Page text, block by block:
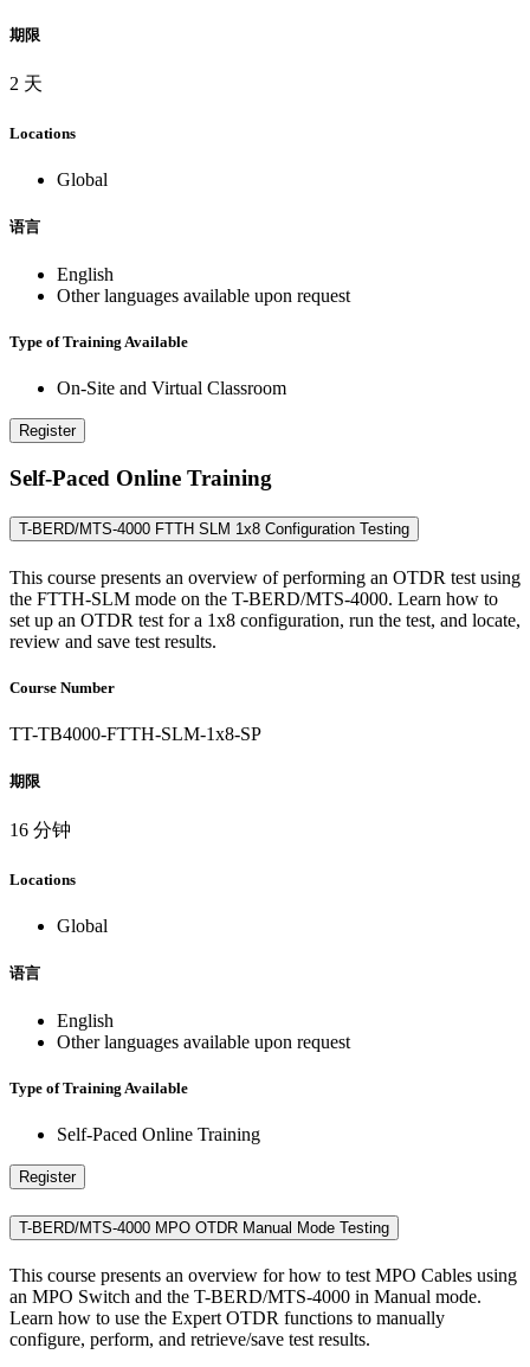
期限
2 天
Locations
Global
语言
English
Other languages available upon request
Type of Training Available
On-Site and Virtual Classroom
Register
Self-Paced Online Training
T-BERD/MTS-4000 FTTH SLM 1x8 Configuration Testing
This course presents an overview of performing an OTDR test using
the FTTH-SLM mode on the T-BERD/MTS-4000. Learn how to
set up an OTDR test for a 1x8 configuration, run the test, and locate,
review and save test results.
Course Number
TT-TB4000-FTTH-SLM-1x8-SP
期限
16 分钟
Locations
Global
语言
English
Other languages available upon request
Type of Training Available
Self-Paced Online Training
Register
T-BERD/MTS-4000 MPO OTDR Manual Mode Testing
This course presents an overview for how to test MPO Cables using
an MPO Switch and the T-BERD/MTS-4000 in Manual mode.
Learn how to use the Expert OTDR functions to manually
configure, perform, and retrieve/save test results.